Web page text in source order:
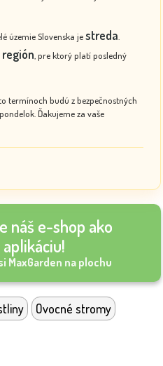
územie Slovenska jestreda
, pre ktorý platí posledný
termínoch budú z bezpečnostných
Ďakujeme za vaše
náš e-shop ako
aplikáciu!
MaxGarden na plochu
Ovocné stromy